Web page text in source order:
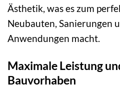
Ästhetik, was es zum
Neubauten, Sanierungen
Anwendungen macht.
Maximale Leistung
Bauvorhaben